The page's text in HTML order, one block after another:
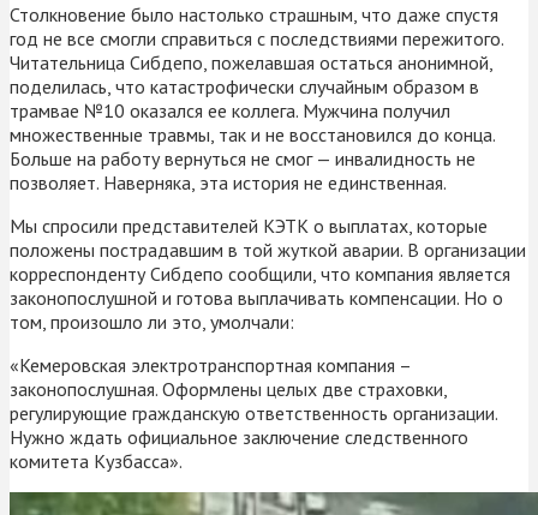
Столкновение было настолько страшным, что даже спустя
год не все смогли справиться с последствиями пережитого.
Читательница Сибдепо, пожелавшая остаться анонимной,
поделилась, что катастрофически случайным образом в
трамвае №10 оказался ее коллега. Мужчина получил
множественные травмы, так и не восстановился до конца.
Больше на работу вернуться не смог — инвалидность не
позволяет. Наверняка, эта история не единственная.
Мы спросили представителей КЭТК о выплатах, которые
положены пострадавшим в той жуткой аварии. В организации
корреспонденту Сибдепо сообщили, что компания является
законопослушной и готова выплачивать компенсации. Но о
том, произошло ли это, умолчали:
«Кемеровская электротранспортная компания –
законопослушная. Оформлены целых две страховки,
регулирующие гражданскую ответственность организации.
Нужно ждать официальное заключение следственного
комитета Кузбасса».